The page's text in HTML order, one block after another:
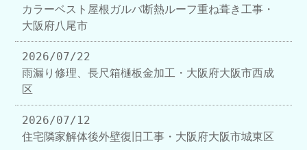
カラーベスト屋根ガルバ断熱ルーフ重ね葺き工事・
大阪府八尾市
2026/07/22
雨漏り修理、長尺箱樋板金加工・大阪府大阪市西成
区
2026/07/12
住宅隣家解体後外壁復旧工事・大阪府大阪市城東区